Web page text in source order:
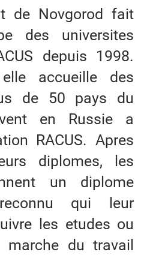
de Novgorod fait
des universites
depuis 1998.
accueille des
de 50 pays du
en Russie a
RACUS. Apres
diplomes, les
un diplome
qui leur
les etudes ou
du travail